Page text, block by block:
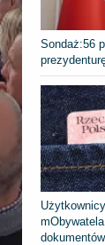
​Sondaż:56
dokumentów